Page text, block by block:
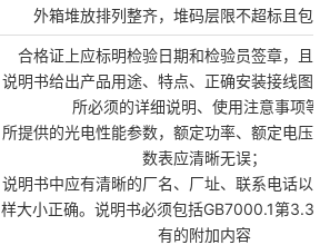
外箱堆放排列整齐，堆码层限不超标且包
合格证上应标明检验日期和检验员签章，且
说明书给出产品用途、特点、正确安装接线图
所必须的详细说明、使用注意事项等
所提供的光电性能参数，额定功率、额定电压
数表应清晰无误；
说明书中应有清晰的厂名、厂址、联系电话以
样大小正确。说明书必须包括GB7000.1第3.3
有的附加内容